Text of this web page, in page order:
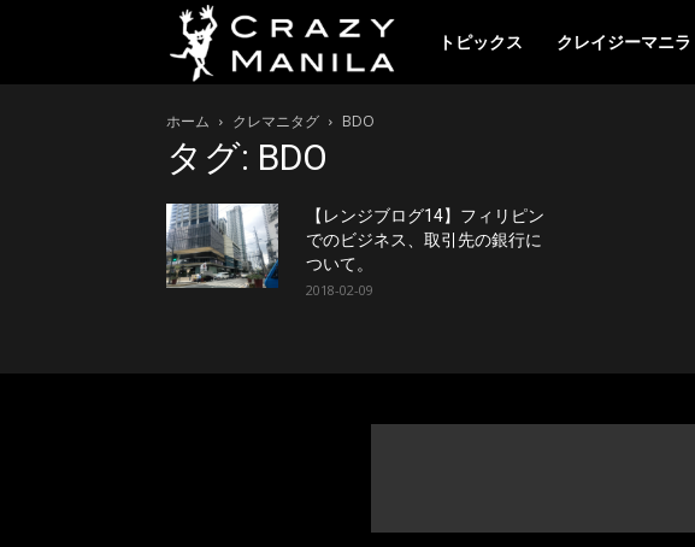
イ
ー
トピックス クレイジーマニ
ホーム クレマニタグ BDO
タグ: BDO
【レンジブログ14】フィリピン
でのビジネス、取引先の銀行に
ついて。
2018-02-09